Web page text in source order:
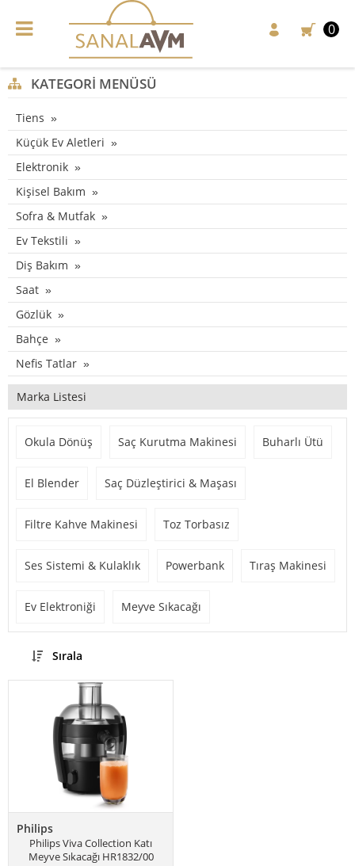
0
KATEGORI MENÜSÜ
Tiens
Küçük Ev Aletleri
Elektronik
Kişisel Bakım
Sofra & Mutfak
Ev Tekstili
Diş Bakım
Saat
Gözlük
Bahçe
Nefis Tatlar
Marka Listesi
Okula Dönüş Saç Kurutma Makinesi Buharlı Ütü
El Blender Saç Düzleştirici & Maşası
Filtre Kahve Makinesi Toz Torbasız
Ses Sistemi & Kulaklık Powerbank Tıraş Makinesi
Ev Elektroniği Meyve Sıkacağı
Sırala
Philips
Philips Viva Collection Katı
Meyve Sıkacağı HR1832/00